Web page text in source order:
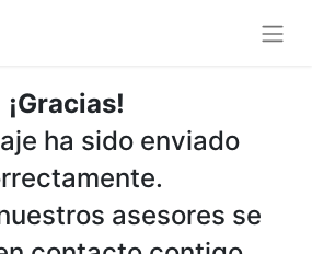
¡Gracias!
ha sido enviado
asesores se